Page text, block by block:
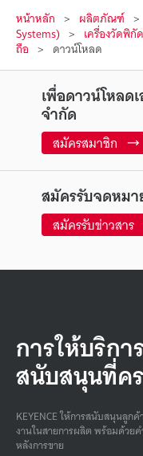
หน้าหลัก ผลิตภัณฑ์
Systems) เครื่องวัดพิกั
ถือ ดาวน์โหลด
เพื่อดาวน์โหลด
จำกัด
สมัครสมาชิก
สมัครรับจดหมา
สมัครรับข่าวสาร
การให้บริก
สนับสนุนที่ค
KEYENCE ให้การสนับสนุนลูก
งานในสายการผลิต พร้อมด้วย
หลังการขาย